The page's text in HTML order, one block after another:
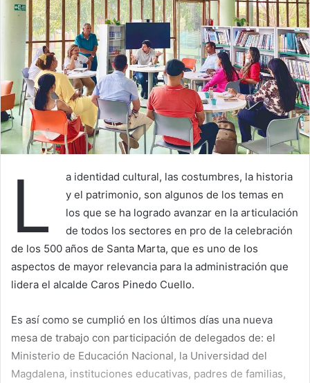
L
a identidad cultural, las costumbres, la historia
y el patrimonio, son algunos de los temas en
los que se ha logrado avanzar en la articulación
de todos los sectores en pro de la celebración
de los 500 años de Santa Marta, que es uno de los
aspectos de mayor relevancia para la administración que
lidera el alcalde Caros Pinedo Cuello.
Es así como se cumplió en los últimos días una nueva
mesa de trabajo con participación de delegados de: el
Ministerio de Educación Nacional, la Universidad del
Magdalena, instituciones educativas, padres de familias,